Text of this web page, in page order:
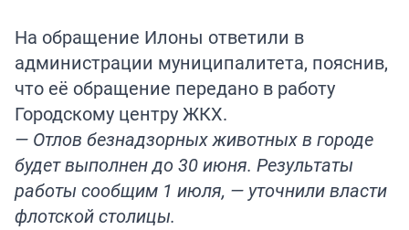
На обращение Илоны ответили в
администрации муниципалитета, пояснив,
что её обращение передано в работу
Городскому центру ЖКХ.
— Отлов безнадзорных животных в городе
будет выполнен до 30 июня. Результаты
работы сообщим 1 июля, — уточнили власти
флотской столицы.